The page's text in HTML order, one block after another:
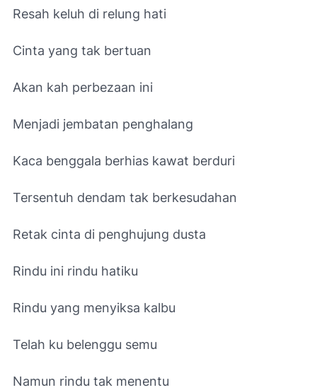
Resah keluh di relung hati
Cinta yang tak bertuan
Akan kah perbezaan ini
Menjadi jembatan penghalang
Kaca benggala berhias kawat berduri
Tersentuh dendam tak berkesudahan
Retak cinta di penghujung dusta
Rindu ini rindu hatiku
Rindu yang menyiksa kalbu
Telah ku belenggu semu
Namun rindu tak menentu